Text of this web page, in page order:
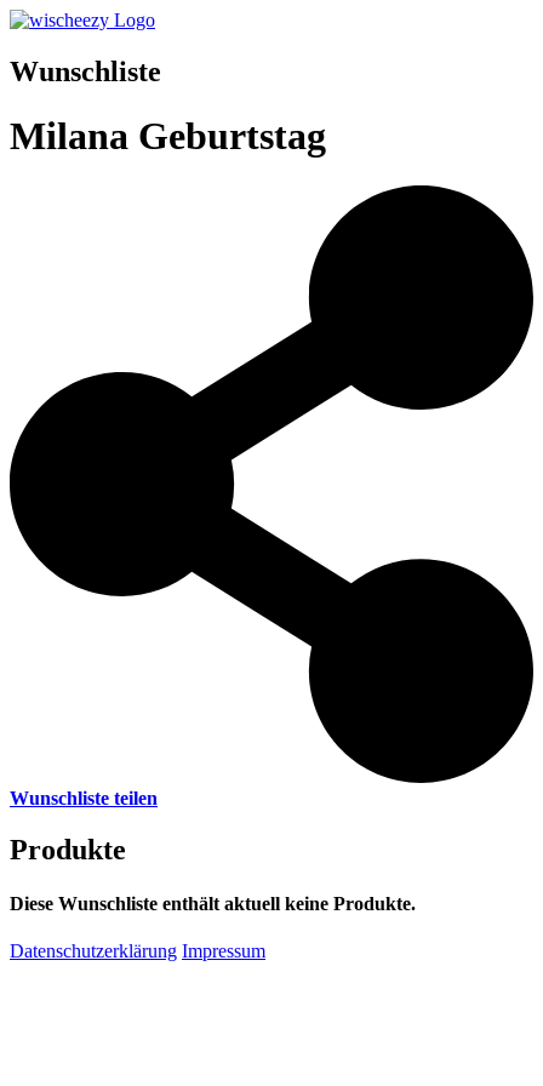
Wunschliste
Milana Geburtstag
Wunschliste teilen
Produkte
Diese Wunschliste enthält aktuell keine Produkte.
Datenschutzerklärung Impressum